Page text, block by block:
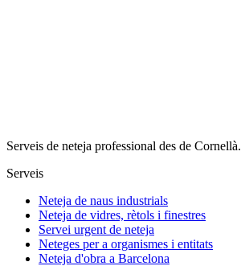
Serveis de neteja professional des de Cornellà.
Serveis
Neteja de naus industrials
Neteja de vidres, rètols i finestres
Servei urgent de neteja
Neteges per a organismes i entitats
Neteja d'obra a Barcelona